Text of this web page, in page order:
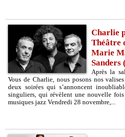
Charlie
Théâtre
Marie
Sanders
Après la
Vous de Charlie, nous posons nos
deux soirées qui s’annoncent
singuliers, qui révèlent une nouvelle
musiques jazz Vendredi 28 novembre,...